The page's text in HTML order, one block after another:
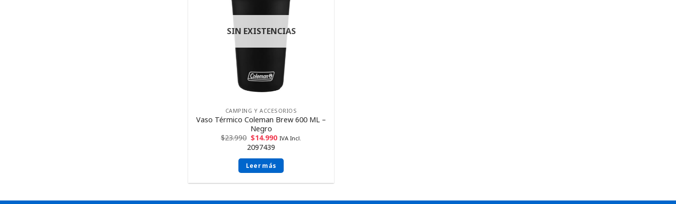
SIN EXISTENCIAS
CAMPING Y ACCESORIOS
Vaso Térmico Coleman Brew 600 ML –
Negro
$23.990 $14.990 IVA Incl.
2097439
Leer más